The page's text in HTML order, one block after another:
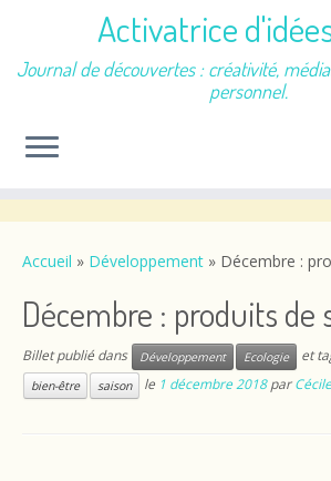
contenu
Activatrice
Journal de découvertes : créativité,
personnel.
Accueil » Développement » Décembre :
Décembre : produits de
Billet publié dans Développement Ecologie et
bien-être
saison le 1 décembre 2018 parCécile